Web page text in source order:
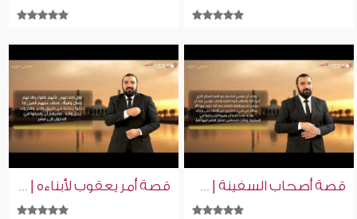
قصة أصحاب السفينة | قصص من القرآن | إسلام ويب | للصم بلغة الإشارة قصة أمر يعقوب لأبناءه | قصص من القرآن | إسلام ويب | للصم بلغة الإشارة